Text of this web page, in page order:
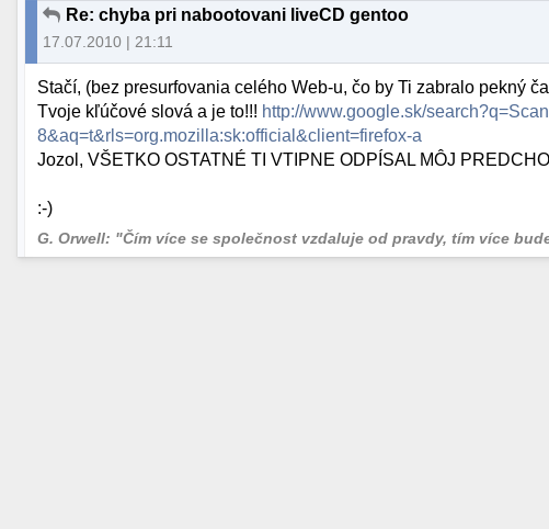
Re: chyba pri nabootovani liveCD gentoo
17.07.2010 | 21:11
Stačí, (bez presurfovania celého Web-u, čo by Ti zabralo pekný
Tvoje kľúčové slová a je to!!! http://www.google.sk/
8&aq=t&rls=org.mozilla:sk:official&client=firefox-a
Jozol, VŠETKO OSTATNÉ TI VTIPNE ODPÍSAL MÔJ
:-)
G. Orwell: "Čím více se společnost vzdaluje od pravdy, tím více